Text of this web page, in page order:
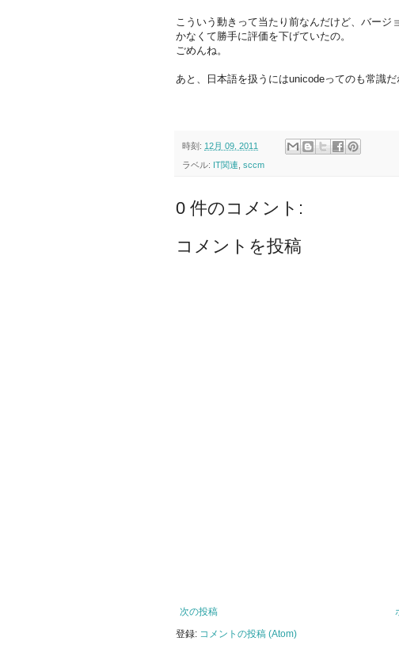
こういう動きって当たり前なんだけど、バー
かなくて勝手に評価を下げていたの。
ごめんね。
あと、日本語を扱うにはunicodeってのも常識だ
時刻: 12月 09, 2011
ラベル: IT関連 sccm
0 件のコメント:
コメントを投稿
次の投稿
登録: コメントの投稿 (Atom)